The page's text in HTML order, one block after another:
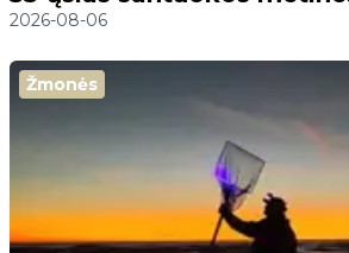
2026-08-06
Žmonės